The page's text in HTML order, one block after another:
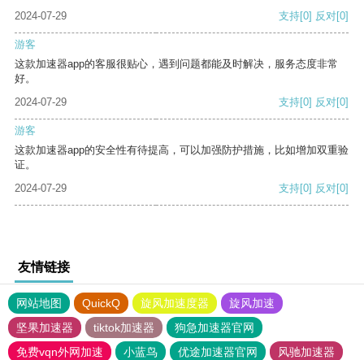
2024-07-29
支持[0] 反对[0]
游客
这款加速器app的客服很贴心，遇到问题都能及时解决，服务态度非常
好。
2024-07-29
支持[0] 反对[0]
游客
这款加速器app的安全性有待提高，可以加强防护措施，比如增加双重验
证。
2024-07-29
支持[0] 反对[0]
友情链接
网站地图 QuickQ 旋风加速度器
旋风加速
坚果加速器
tiktok加速器
狗急加速器官网
免费vqn外网加速
小蓝鸟 优途加速器官网
风驰加速器